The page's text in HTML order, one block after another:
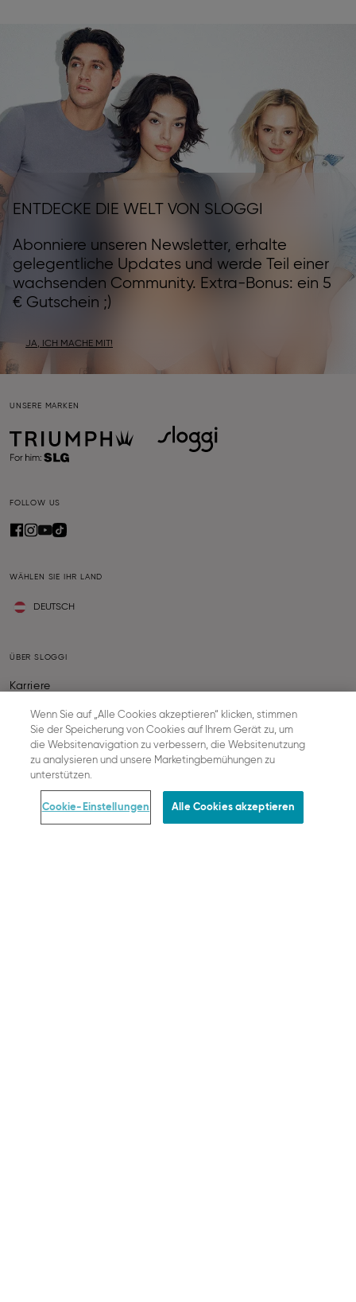
ENTDECKE DIE WELT VON SLOGGI
Abonniere unseren Newsletter, erhalte
gelegentliche Updates und werde Teil einer
wachsenden Community. Extra-Bonus: ein 5
€ Gutschein ;)
JA, ICH MACHE MIT!
UNSERE MARKEN
FOLLOW US
WÄHLEN SIE IHR LAND
DEUTSCH
ÜBER SLOGGI
Karriere
Nachhaltigkeit
Wenn Sie auf „Alle Cookies akzeptieren“ klicken, stimmen
Sie der Speicherung von Cookies auf Ihrem Gerät zu, um
die Websitenavigation zu verbessern, die Websitenutzung
zu analysieren und unsere Marketingbemühungen zu
unterstützen.
Cookie-Einstellungen Alle Cookies akzeptieren